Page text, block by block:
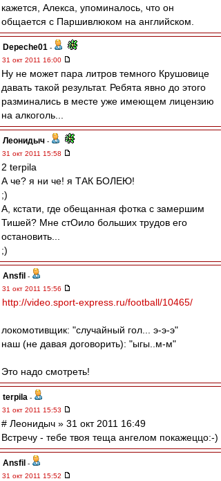
кажется, Алекса, упоминалось, что он
общается с Паршивлюком на английском.
Depeche01 -
31 окт 2011 16:00
Ну не может пара литров темного Крушовице
давать такой результат. Ребята явно до этого
разминались в месте уже имеющем лицензию
на алкоголь...
Леонидыч -
31 окт 2011 15:58
2 terpila
А че? я ни че! я ТАК БОЛЕЮ!
;)
А, кстати, где обещанная фотка с замершим
Тишей? Мне стОило больших трудов его
остановить...
;)
Ansfil -
31 окт 2011 15:56
http://video.sport-express.ru/football/10465/
локомотивщик: "случайный гол... э-э-э"
наш (не давая договорить): "ыгы..м-м"
Это надо смотреть!
terpila -
31 окт 2011 15:53
# Леонидыч » 31 окт 2011 16:49
Встречу - тебе твоя теща ангелом покажеццо:-)
Ansfil -
31 окт 2011 15:52